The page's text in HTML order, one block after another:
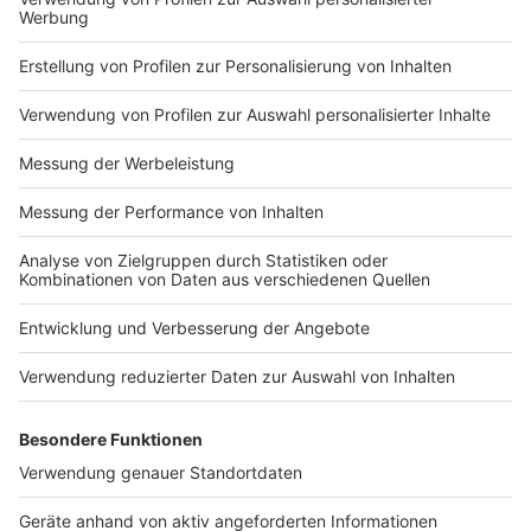
sich hat. Dieser Podcast
Media: sales@julep.de Wir
verarbeiten im
Zusammenhang mit dem
Angebot unserer Podcasts
automatischen
Übermittlung der Daten
widersprechen wollen,
melden Sie sich hier:
Zusammenhang mit dem Angebot unserer
Podcasts Daten. Wenn Sie der automatischen
Übermittlung der Daten widersprechen wollen,
melden Sie sich hier: datenschutz@julep.de
Impressum
Nutzungsbedingungen
Jobs
Presse
Werben
Archiv
ANTENNE BAYERN GROUP
Kontakt
Studio-Hotline
Verkehrs-Hotline
Newsletter